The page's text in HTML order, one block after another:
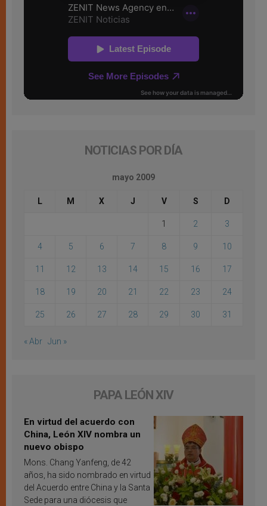
NOTICIAS POR DÍA
mayo 2009
L M X J V S D
1 2 3
4 5 6 7 8 9 10
11 12 13 14 15 16 17
18 19 20 21 22 23 24
25 26 27 28 29 30 31
« Abr Jun »
PAPA LEÓN XIV
En virtud del acuerdo con
China, León XIV nombra un
nuevo obispo
Mons. Chang Yanfeng, de 42
años, ha sido nombrado en virtud
del Acuerdo entre China y la Santa
Sede para una diócesis que